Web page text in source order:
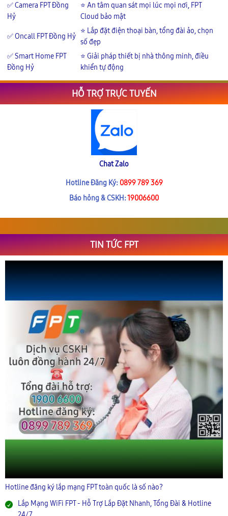
✅ Camera FPT Đồng
Hỷ
⭐ An tâm quan sát mọi lúc mọi nơi, FPT
Cloud bảo mật
✅ Oncall FPT Đồng Hỷ
⭐ Lắp đặt điện thoại bàn, tổng đài ảo, chọn
số đẹp
✅ Smart Home FPT
Đồng Hỷ
⭐ Giải pháp thiết bị nhà thông minh, điều
khiển tự động
HỖ TRỢ TRỰC TUYẾN
Chat Zalo
Hotline Đăng Ký: 0899 789 369
Báo hỏng & CSKH:19006600
TIN TỨC FPT
Hotline đăng ký lắp mạng FPT toàn quốc là số nào?
Lắp Mạng WiFi FPT - Hỗ Trợ Lắp Đặt Nhanh, Tổng Đài & Hotline